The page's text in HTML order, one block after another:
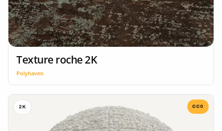
Texture roche 2K
Polyhaven
2K CC0